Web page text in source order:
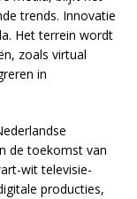
trends. Innovatie
Het terrein wordt
zoals virtual
in
de toekomst van
wit televisie-
producties,